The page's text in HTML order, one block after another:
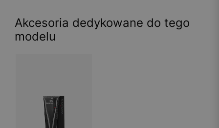
Akcesoria dedykowane do tego
modelu